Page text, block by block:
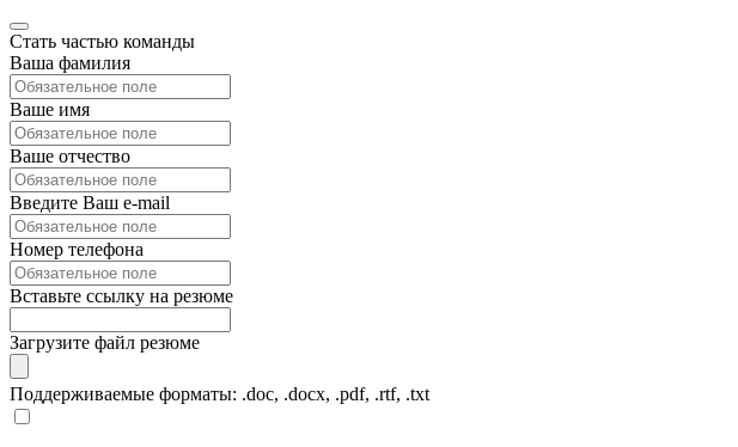
Стать частью команды
Ваша фамилия
Ваше имя
Ваше отчество
Введите Ваш e-mail
Номер телефона
Вставьте ссылку на резюме
Загрузите файл резюме
Поддерживаемые форматы: .doc, .docx, .pdf, .rtf, .txt